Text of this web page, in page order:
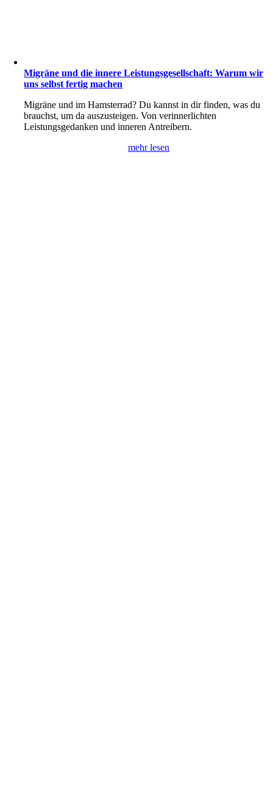
Migräne und die innere Leistungsgesellschaft: Warum wir
uns selbst fertig machen
Migräne und im Hamsterrad? Du kannst in dir finden, was du
brauchst, um da auszusteigen. Von verinnerlichten
Leistungsgedanken und inneren Antreibern.
mehr lesen